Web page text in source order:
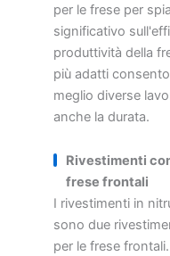
per le frese per
significativo
produttività della
più adatti
meglio diverse
anche la durata.
Rivestimenti
frese frontali
I rivestimenti in
sono due
per le frese